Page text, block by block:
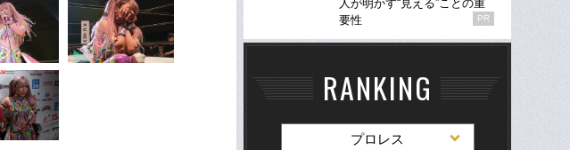
人が明かす“見える”ことの重
要性
PR
RANKING
プロレス